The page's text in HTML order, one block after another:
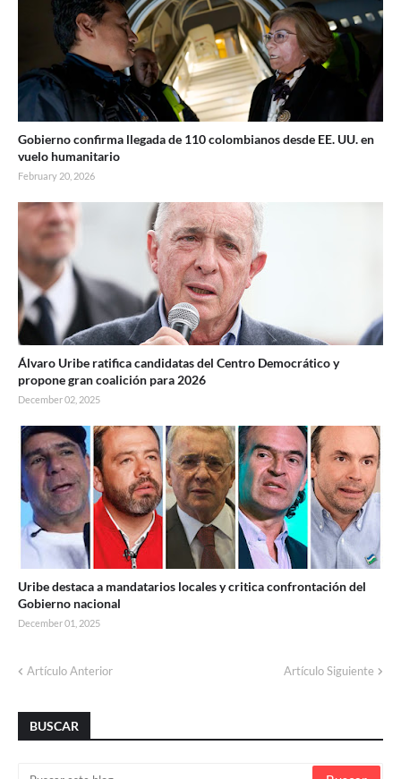
Gobierno confirma llegada de 110 colombianos desde EE. UU. en
vuelo humanitario
February 20, 2026
Álvaro Uribe ratifica candidatas del Centro Democrático y
propone gran coalición para 2026
December 02, 2025
Uribe destaca a mandatarios locales y critica confrontación del
Gobierno nacional
December 01, 2025
Artículo Anterior Artículo Siguiente
BUSCAR